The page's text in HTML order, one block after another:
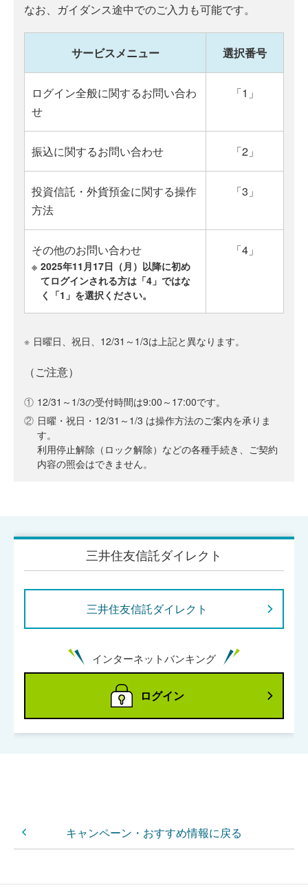
なお、ガイダンス途中でのご入力も可能です。
サービスメニュー 選択番号
ログイン全般に関するお問い合わ
せ
「1」
振込に関するお問い合わせ 「2」
投資信託・外貨預金に関する操作
方法
「3」
その他のお問い合わせ
※ 2025年11月17日（月）以降に初め
てログインされる方は「4」ではな
く「1」を選択ください。
「4」
※ 日曜日、祝日、12/31～1/3は上記と異なります。
（ご注意）
① 12/31～1/3の受付時間は9:00～17:00です。
② 日曜・祝日・12/31～1/3 は操作方法のご案内を承りま
す。
利用停止解除（ロック解除）などの各種手続き、ご契約
内容の照会はできません。
三井住友信託ダイレクト
三井住友信託ダイレクト
インターネットバンキング
ログイン
キャンペーン・おすすめ情報に戻る